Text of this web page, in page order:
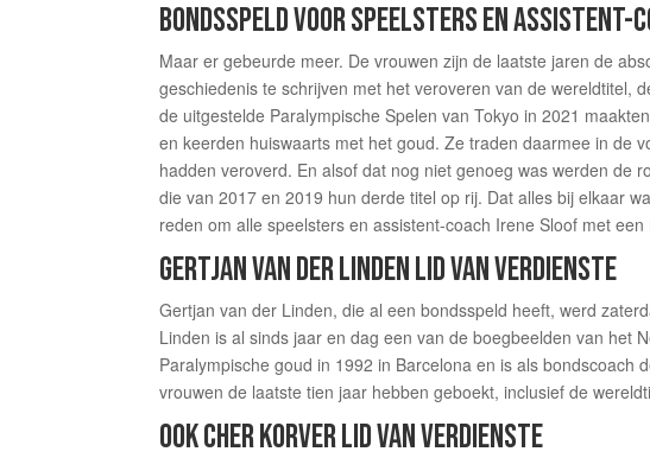
BONDSSPELD VOOR SPEELSTERS EN ASSISTENT-
Maar er gebeurde meer. De vrouwen zijn de laatste jaren de
geschiedenis te schrijven met het veroveren van de wereldtitel,
de uitgestelde Paralympische Spelen van Tokyo in 2021
en keerden huiswaarts met het goud. Ze traden daarmee in de
hadden veroverd. En alsof dat nog niet genoeg was werden de
die van 2017 en 2019 hun derde titel op rij. Dat alles bij elkaar
reden om alle speelsters en assistent-coach Irene Sloof met
GERTJAN VAN DER LINDEN LID VAN VERDIENSTE
Gertjan van der Linden, die al een bondsspeld heeft, werd
Linden is al sinds jaar en dag een van de boegbeelden van het
Paralympische goud in 1992 in Barcelona en is als bondscoach
vrouwen de laatste tien jaar hebben geboekt, inclusief de
OOK CHER KORVER LID VAN VERDIENSTE